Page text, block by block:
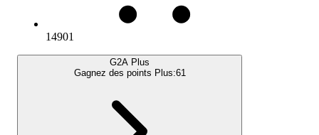
14901
G2A Plus
Gagnez des points Plus:61